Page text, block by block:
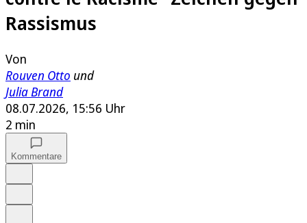
Rassismus
Von
Rouven Otto und
Julia Brand
08.07.2026, 15:56 Uhr
2 min
Kommentare